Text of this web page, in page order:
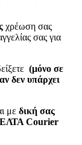
χρέωση σας
σας για
(μόνο σε
δεν υπάρχει
με δική σας
ΕΛΤΑ Courier